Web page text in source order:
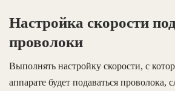
Настройка скорости
проволоки
Выполнять настройку скорости, с
аппарате будет подаваться проволока,